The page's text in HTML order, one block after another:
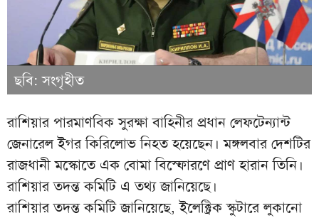
ছবি: সংগৃহীত
রাশিয়ার পারমাণবিক সুরক্ষা বাহিনীর প্রধান লেফটেন্যান্ট
জেনারেল ইগর কিরিলোভ নিহত হয়েছেন। মঙ্গলবার দেশটির
রাজধানী মস্কোতে এক বোমা বিস্ফোরণে প্রাণ হারান তিনি।
রাশিয়ার তদন্ত কমিটি এ তথ্য জানিয়েছে।
রাশিয়ার তদন্ত কমিটি জানিয়েছে, ইলেক্ট্রিক স্কুটারে লুকানো